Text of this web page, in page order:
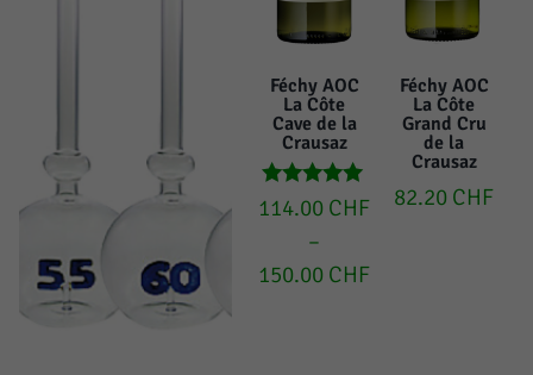
Féchy AOC
La Côte
Cave de la
Crausaz
Bewertet mit
5.00
von 5
114.00 CHF
–
150.00 CHF
Féchy AOC
La Côte
Grand Cru
de la
Crausaz
82.20 CHF